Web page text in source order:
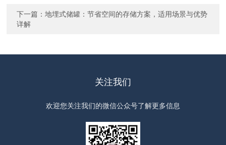
下一篇：地埋式储罐：节省空间的存储方案，适用场景与优势
详解
关注我们
欢迎您关注我们的微信公众号了解更多信息